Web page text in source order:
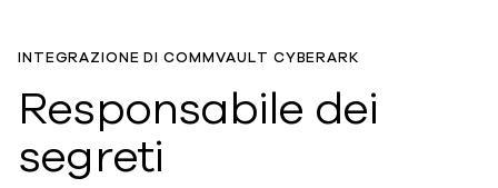
INTEGRAZIONE DI COMMVAULT CYBERARK
Responsabile dei
segreti